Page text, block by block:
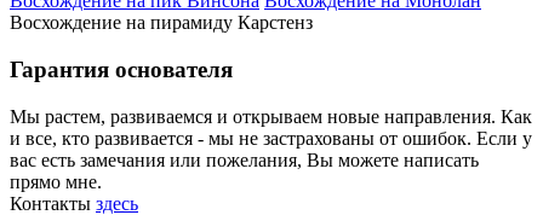
Восхождение на пирамиду Карстенз
Гарантия основателя
Мы растем, развиваемся и открываем новые направления. Как
и все, кто развивается - мы не застрахованы от ошибок. Если у
вас есть замечания или пожелания, Вы можете написать
прямо мне.
Контакты здесь